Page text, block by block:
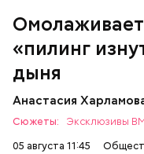
«пилинг
дыня
Анастасия
Сюжеты: Эксклюзивы
05 августа 11:45
клетчатка —
излишки
фолиевая
она необходима
чтобы
плода. Также ее
снижения уровня
— В момент стресса
контролем и
нашего организма.